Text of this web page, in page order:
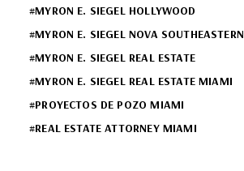
MYRON E. SIEGEL HOLLYWOOD
MYRON E. SIEGEL NOVA SOUTHEASTERN
MYRON E. SIEGEL REAL ESTATE
MYRON E. SIEGEL REAL ESTATE MIAMI
PROYECTOS DE POZO MIAMI
REAL ESTATE ATTORNEY MIAMI